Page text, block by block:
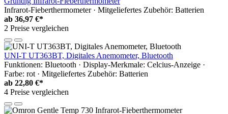
Infrarot-Fieberthermometer · Mitgeliefertes Zubehör: Batterien
ab 36,97 €*
2 Preise vergleichen
UNI-T UT363BT, Digitales Anemometer, Bluetooth
Funktionen: Bluetooth · Display-Merkmale: Celcius-Anzeige ·
Farbe: rot · Mitgeliefertes Zubehör: Batterien
ab 22,80 €*
4 Preise vergleichen